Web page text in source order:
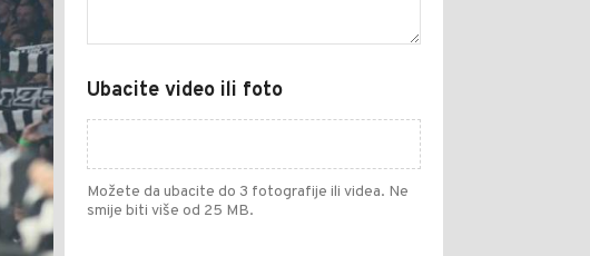
Ubacite video ili foto
Možete da ubacite do 3 fotografije ili videa. Ne
smije biti više od 25 MB.